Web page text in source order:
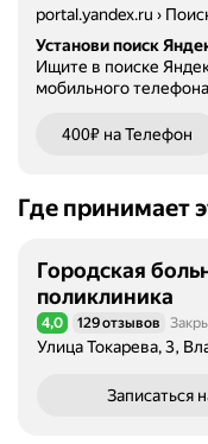
portal.yandex.ru ›
Установи поиск
Ищите в поиске
мобильного
400₽ на Телефон
Где принимает
Городская
поликлиника
Рейтинг 4,0 из 5
4,0 129 отзывов
Улица Токарева, 3,
Записаться